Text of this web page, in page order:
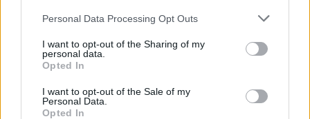
Please note that this website/app uses one or more Google
not limited to your visit or usage behaviour. You may click to
grant or deny consent to Google and its third-party tags to
use your data for below specified purposes in below Google
consent section.
Personal Data Processing Opt Outs
I want to opt-out of the Sharing of my
personal data.
Opted In
I want to opt-out of the Sale of my
Personal Data.
Opted In
elevado precio. Si buscas delanteros baratos que jueguen habitualmente
millones.